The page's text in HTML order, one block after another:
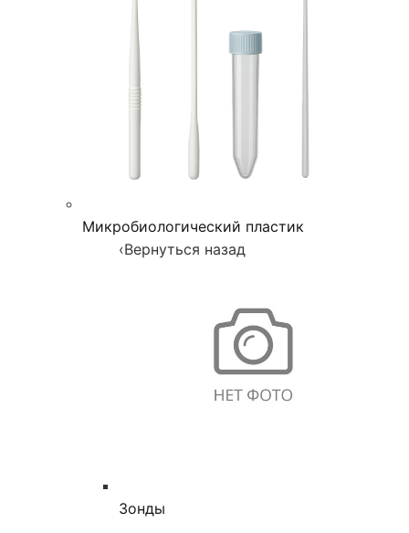
Микробиологический пластик
‹Вернуться назад
Зонды